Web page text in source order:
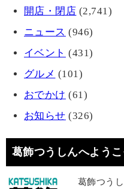
開店・閉店 (2,741)
ニュース (946)
イベント (431)
グルメ (101)
おでかけ (61)
お知らせ (326)
葛飾つうしんへよう
葛飾つう